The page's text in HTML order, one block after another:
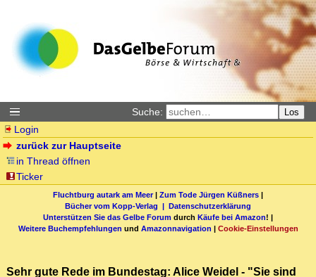
Suche: Los
Login
zurück zur Hauptseite
in Thread öffnen
Ticker
Fluchtburg autark am Meer| Zum Tode Jürgen Küßners |
Bücher vom Kopp-Verlag | Datenschutzerklärung
Unterstützen Sie das Gelbe Forum durch Käufe bei Amazon! |
Weitere Buchempfehlungen und Amazonnavigation | Cookie-Einstellungen
Sehr gute Rede im Bundestag: Alice Weidel - "Sie sind